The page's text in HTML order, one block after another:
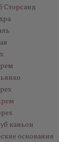
Сторсанд
каньон
основания